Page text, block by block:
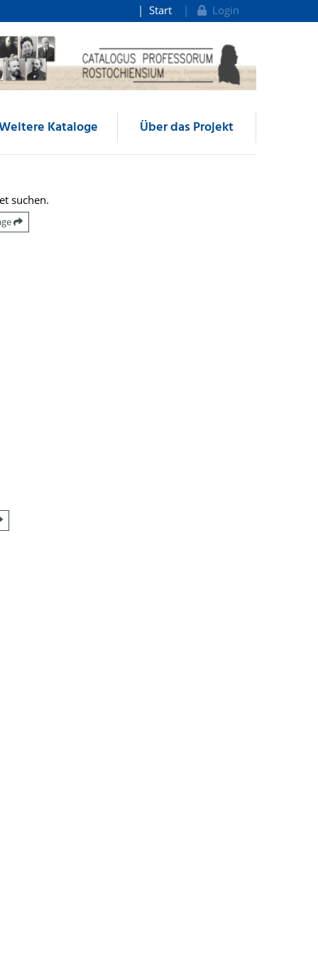
Start Login
Kataloge Über das Projekt
suchen.